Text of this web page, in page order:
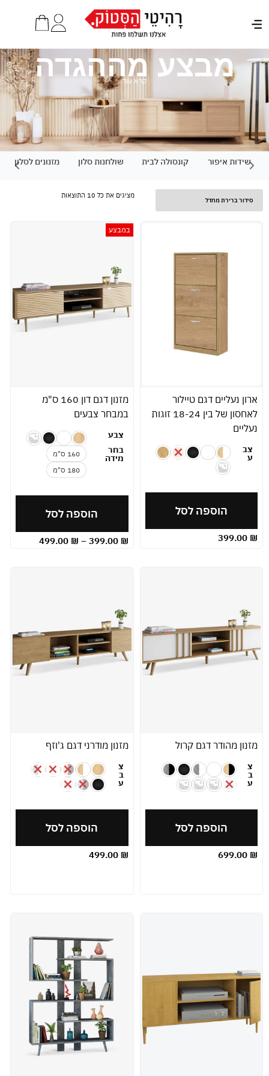
מבצע מההגדה
קרא עוד
איפור קונסולה לבית שולחנות סלון מזנונים לסלון
מציגים את כל ⁦10⁩ התוצאות
399.00 ₪
ארון נעליים דגם טיילור
לאחסון של בין 18-24 זוגות
נעליים
צב
ע
הוספה לסל
במבצע
399.00 ₪
–
499.00 ₪
מזנון דגם דון 160 ס"מ
במבחר צבעים
צבע
בחר
מידה
160 ס"מ
180 ס"מ
הוספה לסל
699.00 ₪
מזנון מהודר דגם קרול
צ
ב
ע
הוספה לסל
499.00 ₪
מזנון מודרני דגם ג'וזף
צ
ב
ע
הוספה לסל